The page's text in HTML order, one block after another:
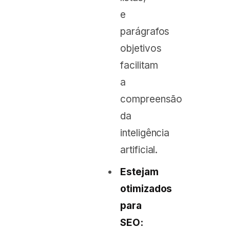
e
parágrafos
objetivos
facilitam
a
compreensão
da
inteligência
artificial.
Estejam
otimizados
para
SEO: